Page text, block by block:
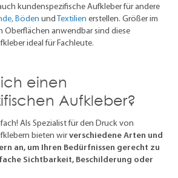
kundenspezifische Aufkleber für andere
Böden undTextilien erstellen. Größer im
Oberflächen anwendbar sind diese
ideal für Fachleute.
einen
Aufkleber?
Als Spezialist für den Druck von
bieten wirverschiedene Arten und
an, um Ihren Bedürfnissen gerecht zu
Sichtbarkeit, Beschilderung oder